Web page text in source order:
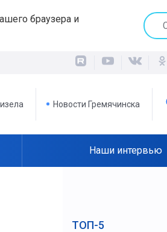
браузера и
Новости Гремячинска
Наши интервью
ТОП-5